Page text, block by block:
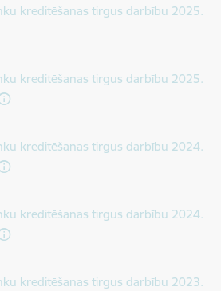
kreditēšanas tirgus darbību 2025.
kreditēšanas tirgus darbību 2025.
kreditēšanas tirgus darbību 2024.
kreditēšanas tirgus darbību 2024.
kreditēšanas tirgus darbību 2023.